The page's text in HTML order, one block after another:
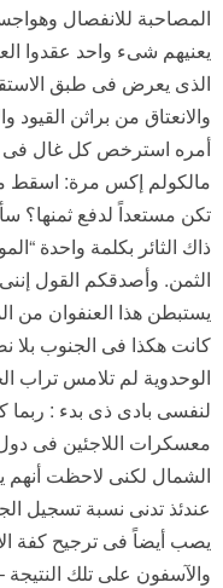
المصاحبة للانفصال
يعنيهم شىء واحد عقدوا
الذى يعرض فى طبق
والانعتاق من براثن القيود
أمره استرخص كل غال فى
مالكولم إكس مرة: اسقط
تكن مستعداً لدفع ثمنها؟
ذاك الثائر بكلمة واحدة
الثمن. وأصدقكم القول
يستبطن هذا العنفوان من
كانت هكذا فى الجنوب بلا
الوحدوية لم تلامس تراب
لنفسى بادى ذى بدء : ربما
معسكرات اللاجئين فى
الشمال لكنى لاحظت أنهم
عندئذ تدنى نسبة تسجيل
يصب أيضاً فى ترجيح كفة
والآسفون على تلك